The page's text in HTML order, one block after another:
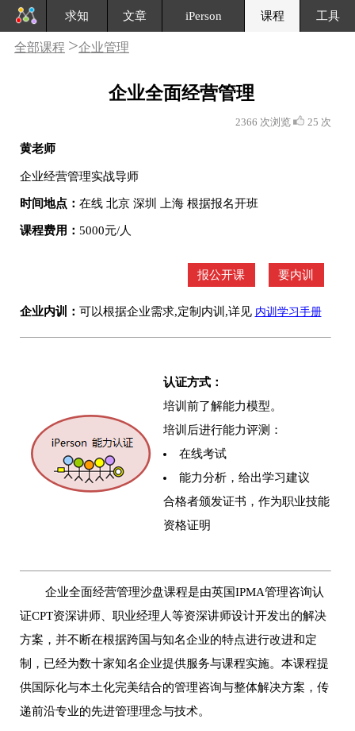
求知 文章 iPerson 课程 工具
全部课程 >企业管理
企业全面经营管理
2366 次浏览 25 次
黄老师
企业经营管理实战导师
时间地点： 在线 北京 深圳 上海 根据报名开班
课程费用： 5000元/人
报公开课 要内训
企业内训： 可以根据企业需求,定制内训,详见 内训学习手册
认证方式：
培训前了解能力模型。
培训后进行能力评测：
在线考试
能力分析，给出学习建议
合格者颁发证书，作为职业技能
资格证明
企业全面经营管理沙盘课程是由英国IPMA管理咨询认
证CPT资深讲师、职业经理人等资深讲师设计开发出的解决
方案，并不断在根据跨国与知名企业的特点进行改进和定
制，已经为数十家知名企业提供服务与课程实施。本课程提
供国际化与本土化完美结合的管理咨询与整体解决方案，传
递前沿专业的先进管理理念与技术。